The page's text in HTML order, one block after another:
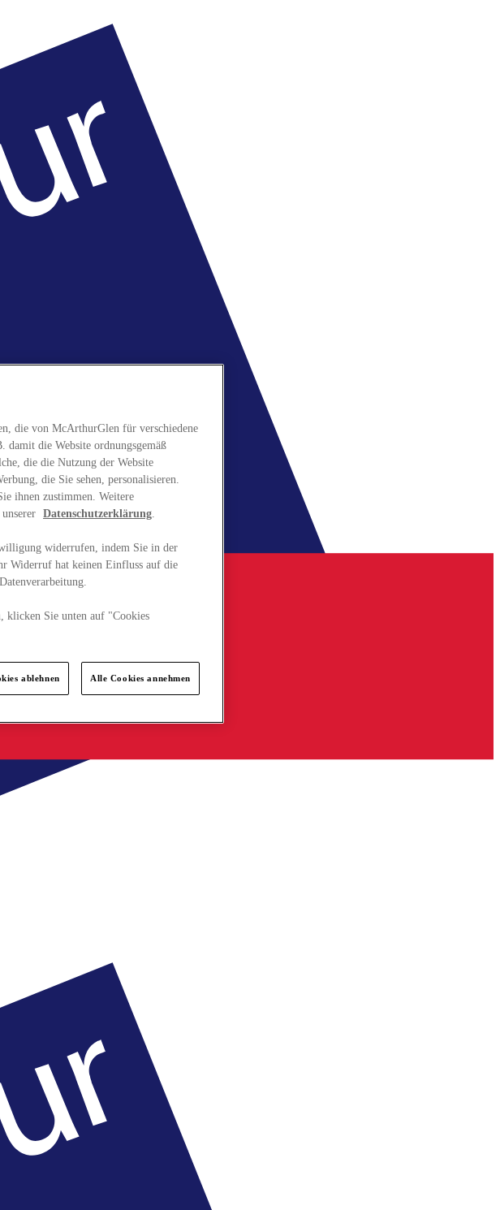
die von McArthurGlen für verschiedene
damit die Website ordnungsgemäß
die die Nutzung der Website
die Sie sehen, personalisieren.
ihnen zustimmen. Weitere
Datenschutzerklärung.
widerrufen, indem Sie in der
Widerruf hat keinen Einfluss auf die
klicken Sie unten auf "Cookies
ablehnen Alle Cookies annehmen